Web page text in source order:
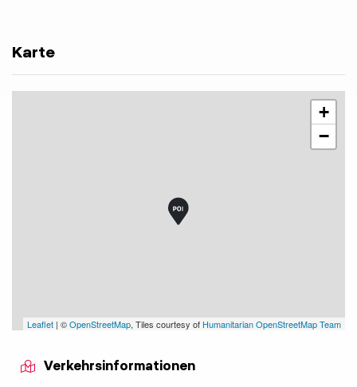
Karte
+
−
Leaflet | ©OpenStreetMap, Tiles courtesy of Humanitarian OpenStreetMap Team
Verkehrsinformationen